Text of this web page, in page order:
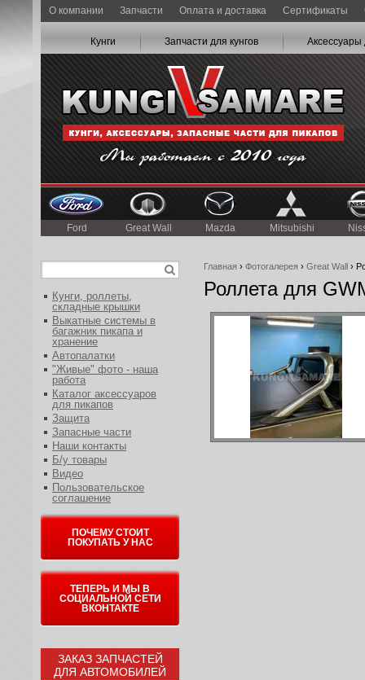
О компании Запчасти Оплата и доставка Сертификаты
Кунги Запчасти для кунгов Аксессуары
Ford Great Wall Mazda Mitsubishi
Главная › Фотогалерея › Great Wall ›
Роллета для
Кунги, роллеты,
складные крышки
Выкатные системы в
багажник пикапа и
хранение
Автопалатки
"Живые" фото - наша
работа
Каталог аксессуаров
для пикапов
Защита
Запасные части
Наши контакты
Б/у товары
Видео
Пользовательское
соглашение
ПОЧЕМУ СТОИТ
ПОКУПАТЬ У НАС
ТЕПЕРЬ И МЫ В
СОЦИАЛЬНОЙ СЕТИ
ВКОНТАКТЕ
ЗАКАЗ ЗАПЧАСТЕЙ
ДЛЯ АВТОМОБИЛЕЙ